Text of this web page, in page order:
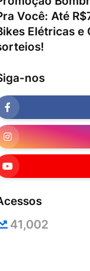
Você: Até
Elétricas e
nos
41,002